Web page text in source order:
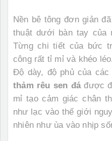
Nền bê tông đơn giản
thuật dưới bàn tay của
Từng chi tiết của bức
công rất tỉ mỉ và khéo léo.
Độ dày, độ phủ của
thảm rêu sen đáđược
mỉ tạo cảm giác chân
như lạc vào thế giới
nhiên như ùa vào nhịp